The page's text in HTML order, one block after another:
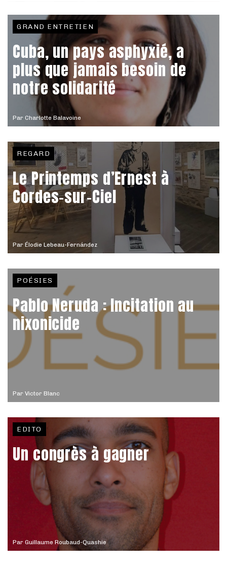
Par Charlotte Balavoine
GRAND ENTRETIEN
Cuba, un pays asphyxié, a
plus que jamais besoin de
notre solidarité
Par Élodie Lebeau-Fernández
REGARD
Le Printemps d’Ernest à
Cordes-sur-Ciel
Par Victor Blanc
POÉSIES
Pablo Neruda : Incitation au
nixonicide
Par Guillaume Roubaud-Quashie
EDITO
Un congrès à gagner